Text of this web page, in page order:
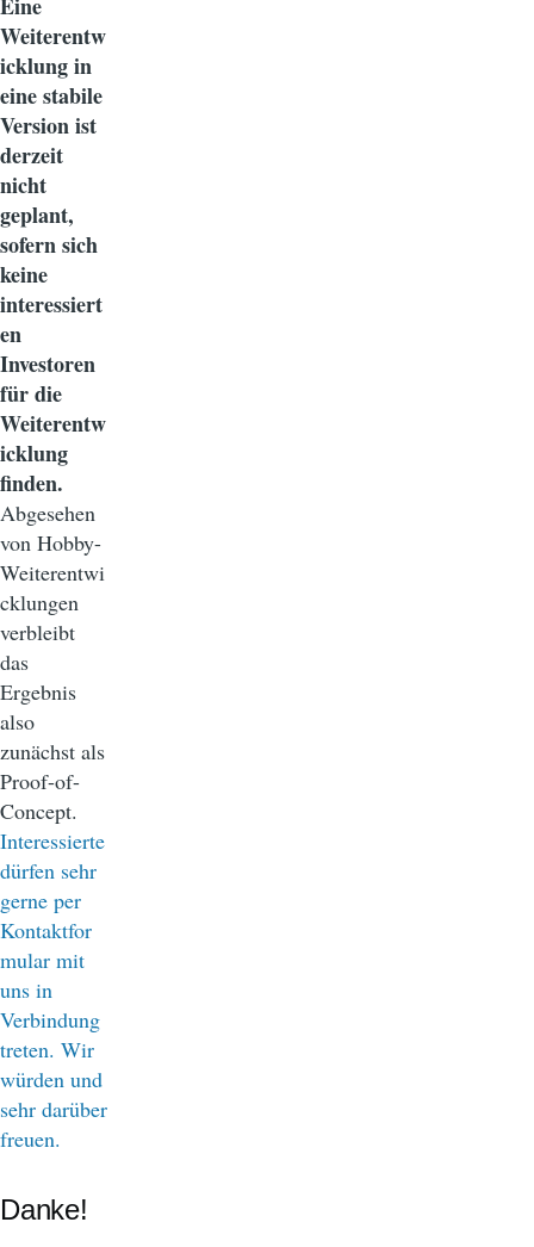
Eine
Weiterentw
icklung in
eine stabile
Version ist
derzeit
nicht
geplant,
sofern sich
keine
interessiert
en
Investoren
für die
Weiterentw
icklung
finden.
Abgesehen
von Hobby-
Weiterentwi
cklungen
verbleibt
das
Ergebnis
also
zunächst als
Proof-of-
Concept.
Interessierte
dürfen sehr
gerne per
Kontaktfor
mular mit
uns in
Verbindung
treten. Wir
würden und
sehr darüber
freuen.
Danke!